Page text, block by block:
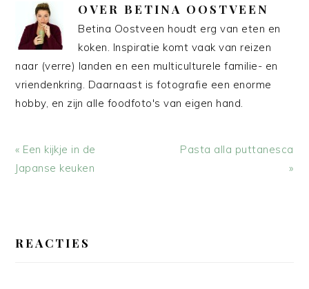
OVER BETINA OOSTVEEN
Betina Oostveen houdt erg van eten en
koken. Inspiratie komt vaak van reizen
naar (verre) landen en een multiculturele familie- en
vriendenkring. Daarnaast is fotografie een enorme
hobby, en zijn alle foodfoto's van eigen hand.
Vorig
bericht:
« Een kijkje in de
Japanse keuken
Volgend
Pasta alla puttanesca
»
INTERACTIES
REACTIES